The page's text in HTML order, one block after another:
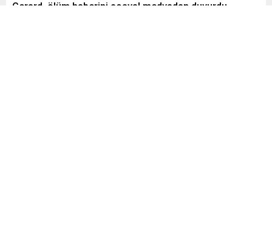
Gerard, ölüm haberini sosyal medyadan duyurdu.